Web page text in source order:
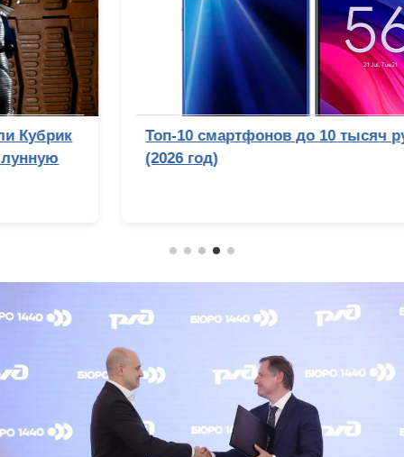
Топ-10 смартфонов до 10 тысяч рублей
(2026 год)